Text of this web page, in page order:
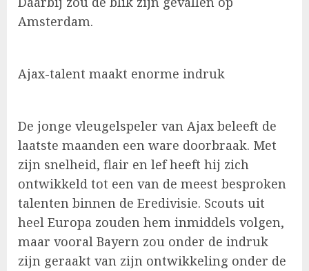
Amsterdam.
Ajax-talent maakt enorme indruk
De jonge vleugelspeler van Ajax beleeft de
laatste maanden een ware doorbraak. Met
zijn snelheid, flair en lef heeft hij zich
ontwikkeld tot een van de meest besproken
talenten binnen de Eredivisie. Scouts uit
heel Europa zouden hem inmiddels volgen,
maar vooral Bayern zou onder de indruk
zijn geraakt van zijn ontwikkeling onder de